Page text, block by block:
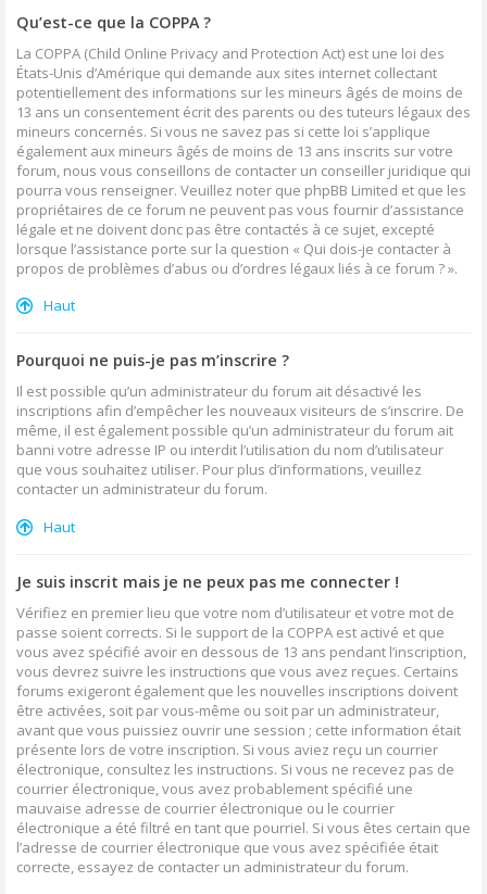
Qu’est-ce que la COPPA ?
La COPPA (Child Online Privacy and Protection Act) est une loi des
États-Unis d’Amérique qui demande aux sites internet collectant
potentiellement des informations sur les mineurs âgés de moins de
13 ans un consentement écrit des parents ou des tuteurs légaux des
mineurs concernés. Si vous ne savez pas si cette loi s’applique
également aux mineurs âgés de moins de 13 ans inscrits sur votre
forum, nous vous conseillons de contacter un conseiller juridique qui
pourra vous renseigner. Veuillez noter que phpBB Limited et que les
propriétaires de ce forum ne peuvent pas vous fournir d’assistance
légale et ne doivent donc pas être contactés à ce sujet, excepté
lorsque l’assistance porte sur la question « Qui dois-je contacter à
propos de problèmes d’abus ou d’ordres légaux liés à ce forum ? ».
Haut
Pourquoi ne puis-je pas m’inscrire ?
Il est possible qu’un administrateur du forum ait désactivé les
inscriptions afin d’empêcher les nouveaux visiteurs de s’inscrire. De
même, il est également possible qu’un administrateur du forum ait
banni votre adresse IP ou interdit l’utilisation du nom d’utilisateur
que vous souhaitez utiliser. Pour plus d’informations, veuillez
contacter un administrateur du forum.
Haut
Je suis inscrit mais je ne peux pas me connecter !
Vérifiez en premier lieu que votre nom d’utilisateur et votre mot de
passe soient corrects. Si le support de la COPPA est activé et que
vous avez spécifié avoir en dessous de 13 ans pendant l’inscription,
vous devrez suivre les instructions que vous avez reçues. Certains
forums exigeront également que les nouvelles inscriptions doivent
être activées, soit par vous-même ou soit par un administrateur,
avant que vous puissiez ouvrir une session ; cette information était
présente lors de votre inscription. Si vous aviez reçu un courrier
électronique, consultez les instructions. Si vous ne recevez pas de
courrier électronique, vous avez probablement spécifié une
mauvaise adresse de courrier électronique ou le courrier
électronique a été filtré en tant que pourriel. Si vous êtes certain que
l’adresse de courrier électronique que vous avez spécifiée était
correcte, essayez de contacter un administrateur du forum.